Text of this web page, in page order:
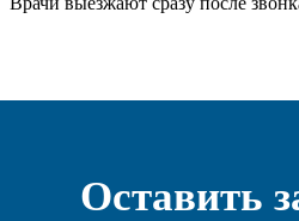
Оставить